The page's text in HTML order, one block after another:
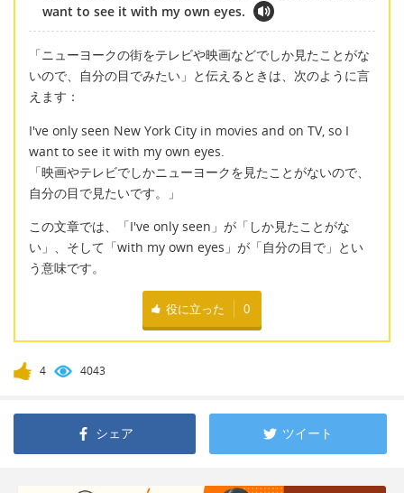
want to see it with my own eyes.
「ニューヨークの街をテレビや映画などでしか見たことがな
いので、自分の目でみたい」と伝えるときは、次のように言
えます：
I've only seen New York City in movies and on TV, so I
want to see it with my own eyes.
「映画やテレビでしかニューヨークを見たことがないので、
自分の目で見たいです。」
この文章では、「I've only seen」が「しか見たことがな
い」、そして「with my own eyes」が「自分の目で」とい
う意味です。
役に立った 0
4 4043
シェア ツイート